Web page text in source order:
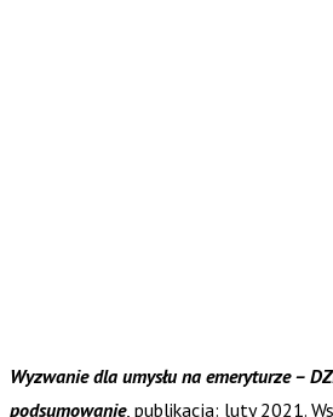
Wyzwanie dla umysłu na emeryturze –
podsumowanie, publikacja: luty 2021.